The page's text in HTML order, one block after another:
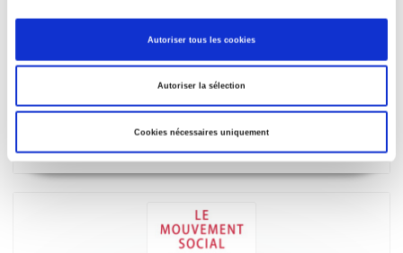
Autoriser tous les cookies
Autoriser la sélection
Cookies nécessaires uniquement
Le Mouvement social 274, 2021-1
Ariane Mak